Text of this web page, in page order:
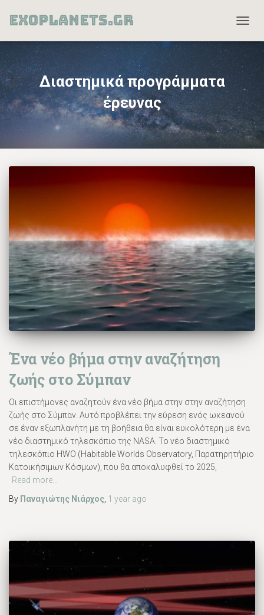
EXOPLANETS.GR
Διαστημικά προγράμματα
έρευνας
Ένα νέο βήμα στην αναζήτηση
ζωής στο Σύμπαν
Οι επιστήμονες αναζητούν ένα νέο βήμα στην στην αναζήτηση
ζωής στο Σύμπαν. Αυτό προβλέπει την εύρεση ενός ωκεανού
σε έναν εξωπλανήτη με τη βοήθεια θα είναι ευκολότερη με ένα
νέο διαστημικό τηλεσκόπιο της NASA. Το νέο διαστημικό
τηλεσκόπιο HWO (Habitable Worlds Observatory, Παρατηρητήριο
Κατοικήσιμων Κόσμων), που θα αποκαλυφθεί το 2025,
Read more…
By Παναγιώτης Νιάρχος 1 year ago